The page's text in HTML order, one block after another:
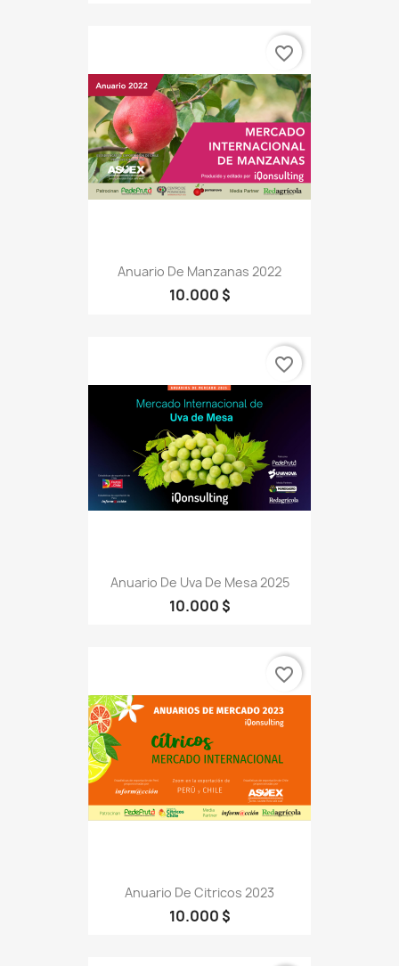
Anuario De Manzanas 2022
10.000 $
favorite_border
Anuario De Uva De Mesa 2025
10.000 $
favorite_border
Anuario De Citricos 2023
10.000 $
favorite_border